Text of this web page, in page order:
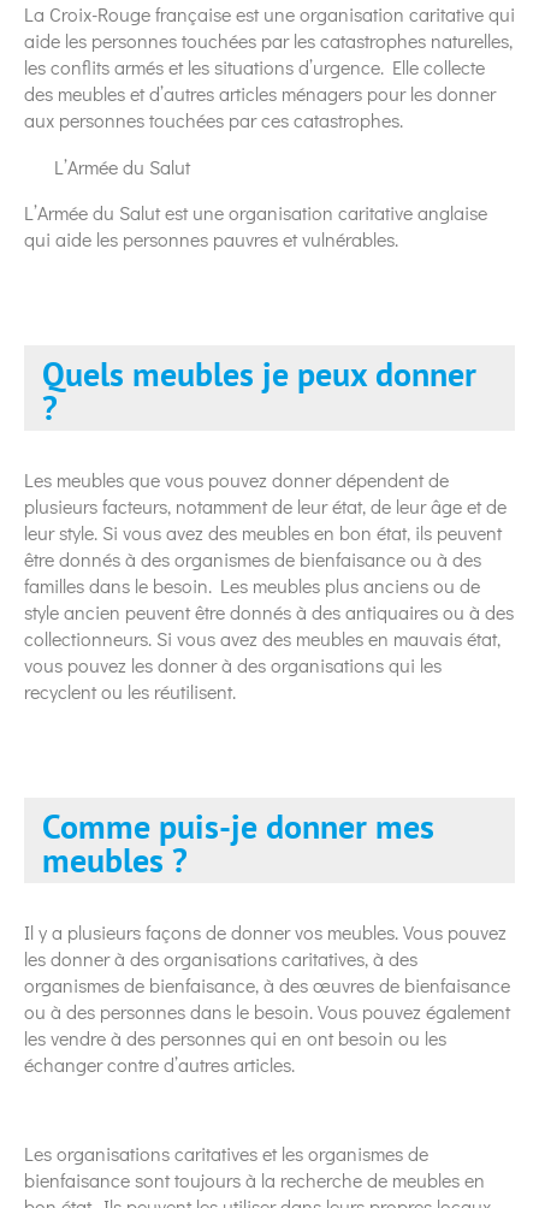
La Croix-Rouge française est une organisation caritative qui
aide les personnes touchées par les catastrophes naturelles,
les conflits armés et les situations d’urgence. Elle collecte
des meubles et d’autres articles ménagers pour les donner
aux personnes touchées par ces catastrophes.
L’Armée du Salut
L’Armée du Salut est une organisation caritative anglaise
qui aide les personnes pauvres et vulnérables.
Quels meubles je peux donner
?
Les meubles que vous pouvez donner dépendent de
plusieurs facteurs, notamment de leur état, de leur âge et de
leur style. Si vous avez des meubles en bon état, ils peuvent
être donnés à des organismes de bienfaisance ou à des
familles dans le besoin. Les meubles plus anciens ou de
style ancien peuvent être donnés à des antiquaires ou à des
collectionneurs. Si vous avez des meubles en mauvais état,
vous pouvez les donner à des organisations qui les
recyclent ou les réutilisent.
Comme puis-je donner mes
meubles ?
Il y a plusieurs façons de donner vos meubles. Vous pouvez
les donner à des organisations caritatives, à des
organismes de bienfaisance, à des œuvres de bienfaisance
ou à des personnes dans le besoin. Vous pouvez également
les vendre à des personnes qui en ont besoin ou les
échanger contre d’autres articles.
Les organisations caritatives et les organismes de
bienfaisance sont toujours à la recherche de meubles en